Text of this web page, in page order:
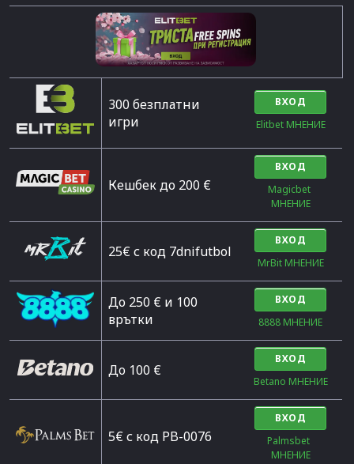
300 безплатни
игри
ВХОД
Elitbet МНЕНИЕ
Кешбек до 200 €
ВХОД
Magicbet
МНЕНИЕ
25€ с код 7dnifutbol
ВХОД
MrBit МНЕНИЕ
До 250 € и 100
врътки
ВХОД
8888 МНЕНИЕ
Дo 100 €
ВХОД
Betano МНЕНИЕ
5€ с код PB-0076
ВХОД
Palmsbet
МНЕНИЕ